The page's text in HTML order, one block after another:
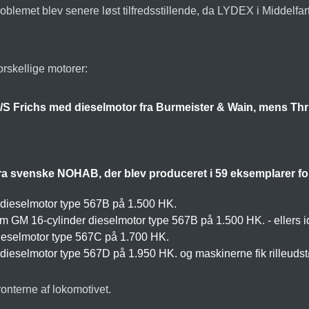
blev senere løst tilfredsstillende, da LYDEX i
motorer:
Frichs med dieselmotor fra Burmeister & Wain, mens
svenske NOHAB, der blev produceret i 59 eksemplarer
type 567B på 1.500 HK.
GM 16-cylinder dieselmotor type 567B på 1.500 HK. - ellers
type 567C på 1.700 HK.
type 567D på 1.950 HK. og maskinerne fik
af lokomotivet.